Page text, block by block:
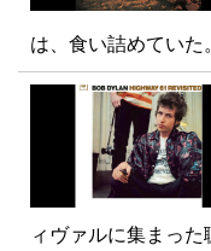
は、食い詰めてい
ィヴァルに集まっ